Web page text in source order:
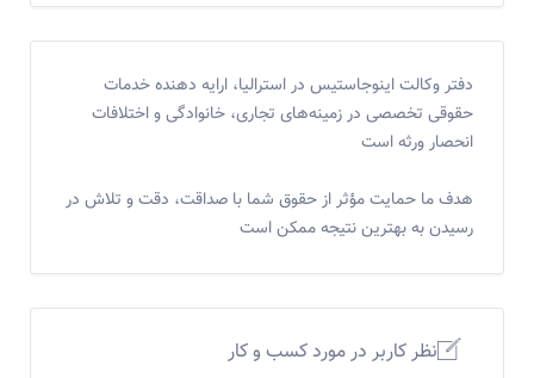
دفتر وکالت اینوجاستیس در استرالیا، ارایه دهنده خدمات
حقوقی تخصصی در زمینه‌های تجاری، خانوادگی و اختلافات
انحصار ورثه است
هدف ما حمایت مؤثر از حقوق شما با صداقت، دقت و تلاش در
رسیدن به بهترین نتیجه ممکن ‌است
نظر کاربر در مورد کسب و کار